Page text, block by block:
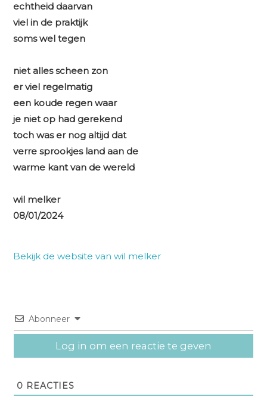
echtheid daarvan
viel in de praktijk
soms wel tegen
niet alles scheen zon
er viel regelmatig
een koude regen waar
je niet op had gerekend
toch was er nog altijd dat
verre sprookjes land aan de
warme kant van de wereld
wil melker
08/01/2024
Bekijk de website van wil melker
Abonneer
Log in om een reactie te geven
0 REACTIES